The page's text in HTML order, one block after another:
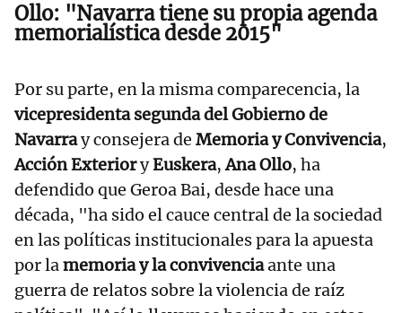
Ollo: "Navarra tiene su propia agenda
memorialística desde 2015"
Por su parte, en la misma comparecencia, la
vicepresidenta segunda del Gobierno de
Navarray consejera de Memoria y Convivencia,
Acción ExterioryEuskera,Ana Ollo, ha
defendido que Geroa Bai, desde hace una
década, "ha sido el cauce central de la sociedad
en las políticas institucionales para la apuesta
por lamemoria y la convivenciaante una
guerra de relatos sobre la violencia de raíz